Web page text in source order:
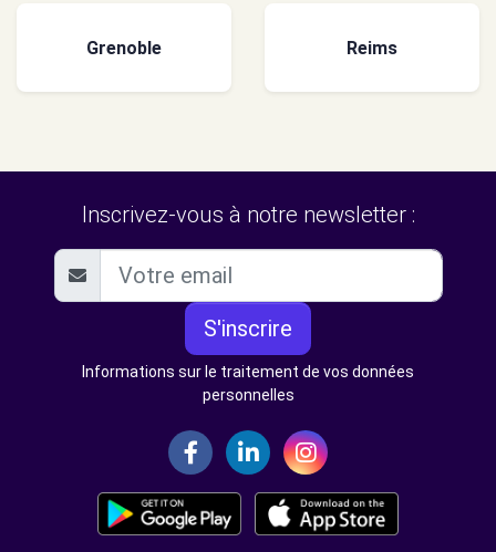
Grenoble Reims
Inscrivez-vous à notre newsletter :
S'inscrire
Informations sur le traitement de vos données
personnelles